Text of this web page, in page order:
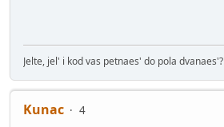
Jelte, jel' i kod vas petnaes' do pola dvanaes'?
Kunac
4